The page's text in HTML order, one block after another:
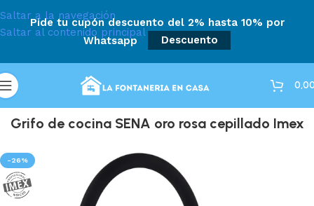
Saltar a la navegación
Saltar al contenido principal
Pide tu cupón descuento del 2% hasta 10% por
Whatsapp
Descuento
Grifo de cocina SENA oro rosa cepillado Imex
-26%